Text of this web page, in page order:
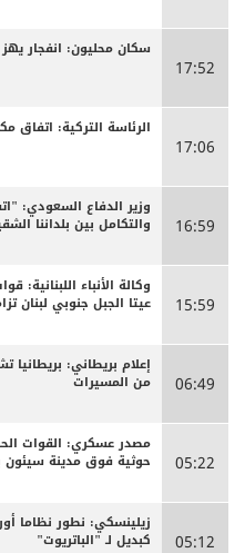
17:52
سكان محليون: انفجار يهز
17:06
الرئاسة التركية: اتفاق
16:59
وزير الدفاع السعودي:
والتكامل بين بلداننا
15:59
وكالة الأنباء
عيتا الجبل جنوبي لبنان
06:49
إعلام بريطاني: بريطانيا
من المسيرات
05:22
مصدر عسكري: القوات
حوثية فوق مدينة
05:12
زيلينسكي: نطور نظاما
كبديل لـ "الباتريوت"